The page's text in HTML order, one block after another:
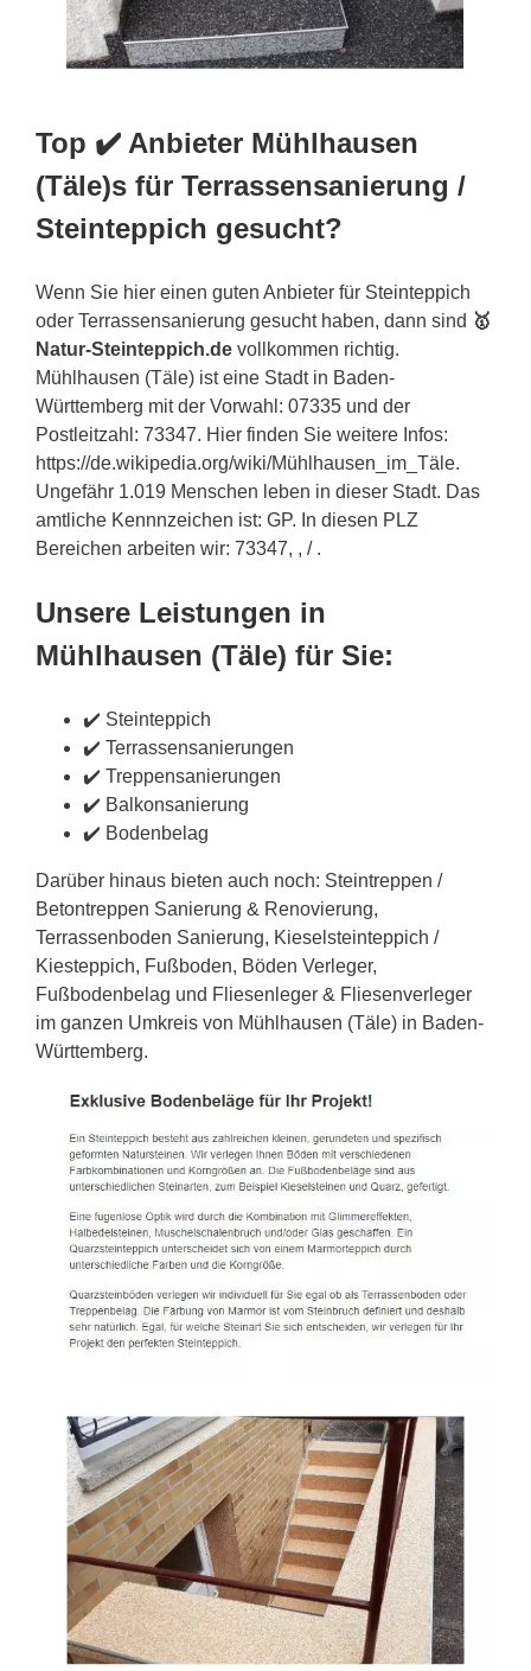
Top ✔️ Anbieter Mühlhausen
(Täle)s für Terrassensanierung /
Steinteppich gesucht?
Wenn Sie hier einen guten Anbieter für Steinteppich
oder Terrassensanierung gesucht haben, dann sind 🥇
Natur-Steinteppich.de vollkommen richtig.
Mühlhausen (Täle) ist eine Stadt in Baden-
Württemberg mit der Vorwahl: 07335 und der
Postleitzahl: 73347. Hier finden Sie weitere Infos:
https://de.wikipedia.org/wiki/Mühlhausen_im_Täle.
Ungefähr 1.019 Menschen leben in dieser Stadt. Das
amtliche Kennnzeichen ist: GP. In diesen PLZ
Bereichen arbeiten wir: 73347, , / .
Unsere Leistungen in
Mühlhausen (Täle) für Sie:
✔️ Steinteppich
✔️ Terrassensanierungen
✔️ Treppensanierungen
✔️ Balkonsanierung
✔️ Bodenbelag
Darüber hinaus bieten auch noch: Steintreppen /
Betontreppen Sanierung & Renovierung,
Terrassenboden Sanierung, Kieselsteinteppich /
Kiesteppich, Fußboden, Böden Verleger,
Fußbodenbelag und Fliesenleger & Fliesenverleger
im ganzen Umkreis von Mühlhausen (Täle) in Baden-
Württemberg.